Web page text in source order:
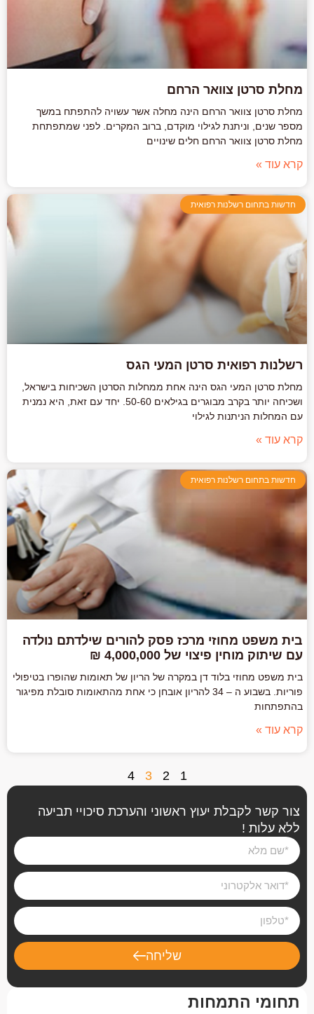
תחומי התמחות
צור קשר לקבלת יעוץ ראשוני והערכת סיכויי תביעה
ללא עלות !
שליחה
מחלת סרטן צוואר הרחם
מחלת סרטן צוואר הרחם הינה מחלה אשר עשויה להתפתח במשך
מספר שנים, וניתנת לגילוי מוקדם, ברוב המקרים. לפני שמתפתחת
מחלת סרטן צוואר הרחם חלים שינויים
קרא עוד »
חדשות בתחום רשלנות רפואית
רשלנות רפואית סרטן המעי הגס
מחלת סרטן המעי הגס הינה אחת ממחלות הסרטן השכיחות בישראל,
ושכיחה יותר בקרב מבוגרים בגילאים 50-60. יחד עם זאת, היא נמנית
עם המחלות הניתנות לגילוי
קרא עוד »
חדשות בתחום רשלנות רפואית
בית משפט מחוזי מרכז פסק להורים שילדתם נולדה
עם שיתוק מוחין פיצוי של 4,000,000 ₪
בית משפט מחוזי בלוד דן במקרה של הריון של תאומות שהופרו בטיפולי
פוריות. בשבוע ה – 34 להריון אובחן כי אחת מהתאומות סובלת מפיגור
בהתפתחות
קרא עוד »
1
2
3
4